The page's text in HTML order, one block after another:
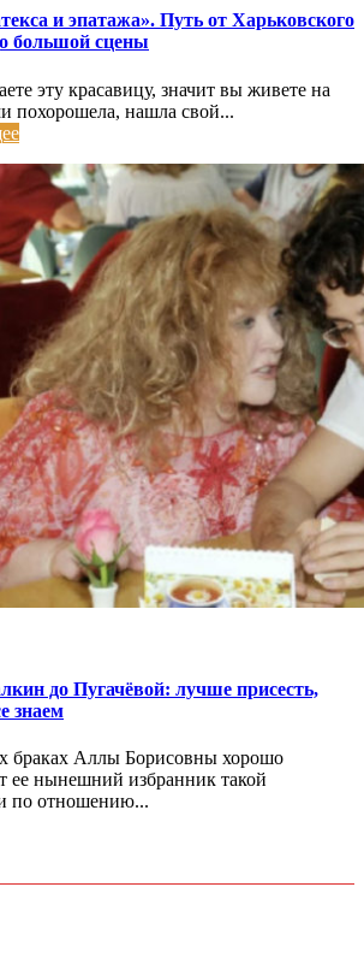
и эпатажа». Путь от Харьковского
большой сцены
эту красавицу, значит вы живете на
похорошела, нашла свой...
до Пугачёвой: лучше присесть,
знаем
браках Аллы Борисовны хорошо
ее нынешний избранник такой
по отношению...